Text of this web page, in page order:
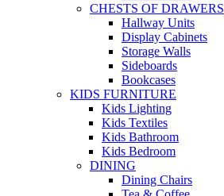
CHESTS OF DRAWERS
Hallway Units
Display Cabinets
Storage Walls
Sideboards
Bookcases
KIDS FURNITURE
Kids Lighting
Kids Textiles
Kids Bathroom
Kids Bedroom
DINING
Dining Chairs